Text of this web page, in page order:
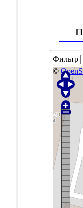
Фильтр
©